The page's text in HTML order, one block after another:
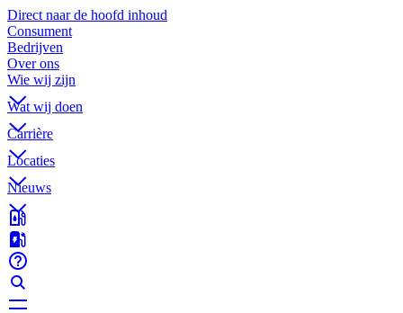
Direct naar de hoofd inhoud
Consument
Bedrijven
Over ons
Wie wij zijn
Wat wij doen
Carrière
Locaties
Nieuws